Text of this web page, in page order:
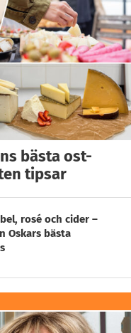
bästa ost-
tipsar
rosé och cider –
Oskars bästa